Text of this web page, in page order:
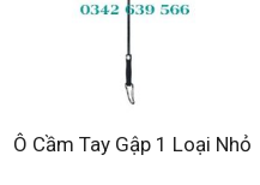
Ô Cầm Tay Gập 1 Loại Nhỏ